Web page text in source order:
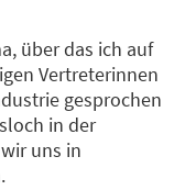
über das ich auf
Vertreterinnen
gesprochen
in der
uns in